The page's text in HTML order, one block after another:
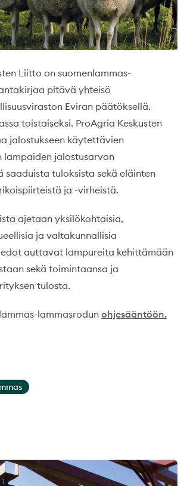
Liitto on suomenlammas-
pitävä yhteisö
Eviran päätöksellä.
toistaiseksi. ProAgria Keskusten
jalostukseen käytettävien
lampaiden jalostusarvon
saaduista tuloksista sekä eläinten
ja -virheistä.
ajetaan yksilökohtaisia,
ja valtakunnallisia
auttavat lampureita kehittämään
sekä toimintaansa ja
tulosta.
-lammasrodun ohjesääntöön.